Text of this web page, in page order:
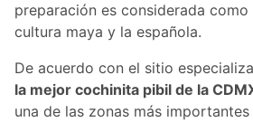
preparación es considerada
cultura maya y la española.
De acuerdo con el sitio
la mejor cochinita pibil de la
una de las zonas más